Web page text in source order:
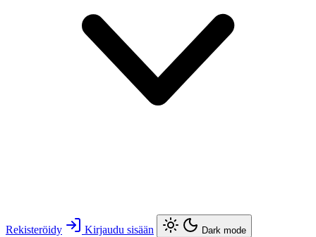
Rekisteröidy Kirjaudu sisään Dark mode